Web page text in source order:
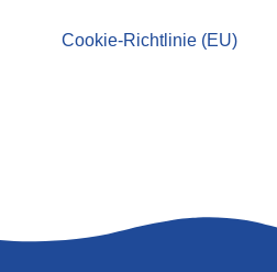
Cookie-Richtlinie (EU)